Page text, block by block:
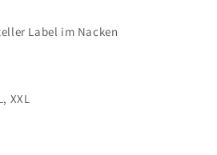
Label im Nacken
XXL